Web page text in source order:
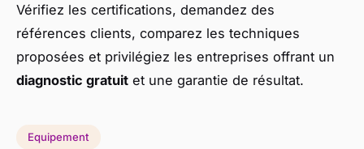
Vérifiez les certifications, demandez des
références clients, comparez les techniques
proposées et privilégiez les entreprises offrant un
diagnostic gratuit et une garantie de résultat.
Equipement